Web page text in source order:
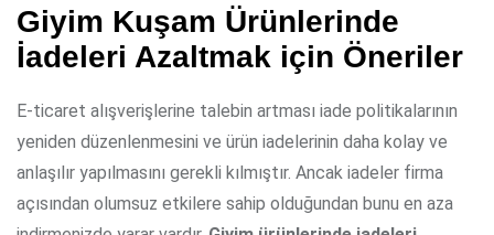
Giyim Kuşam Ürünlerinde
İadeleri Azaltmak için Öneriler
E-ticaret alışverişlerine talebin artması iade politikalarının
yeniden düzenlenmesini ve ürün iadelerinin daha kolay ve
anlaşılır yapılmasını gerekli kılmıştır. Ancak iadeler firma
açısından olumsuz etkilere sahip olduğundan bunu en aza